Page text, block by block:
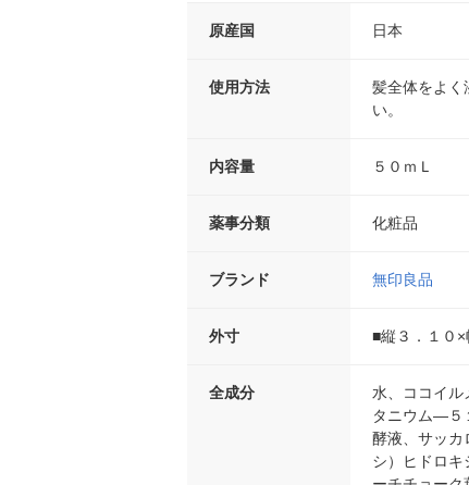
原産国 日本
使用方法
髪全体をよく
い。
内容量 ５０ｍＬ
薬事分類 化粧品
ブランド 無印良品
外寸 ■縦３．１０
全成分
水、ココイル
タニウム―５
酵液、サッカ
シ）ヒドロ